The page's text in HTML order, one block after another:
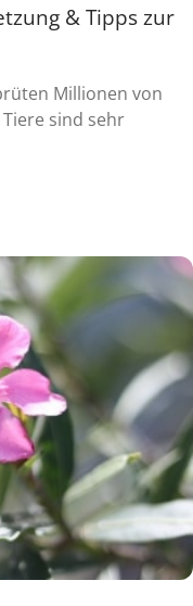
& Tipps zur
Millionen von
sind sehr